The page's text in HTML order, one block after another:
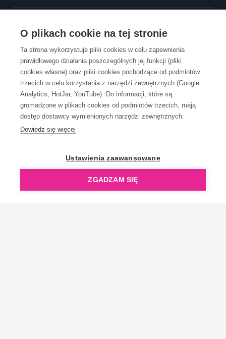
O plikach cookie na tej stronie
Ta strona wykorzystuje pliki cookies w celu zapewnienia
prawidłowego działania poszczególnych jej funkcji (pliki
cookies własne) oraz pliki cookies pochodzące od podmiotów
trzecich w celu korzystania z narzędzi zewnętrznych (Google
Analytics, HotJar, YouTube). Do informacji, które są
gromadzone w plikach cookies od podmiotów trzecich, mają
dostęp dostawcy wymienionych narzędzi zewnętrznych.
Dowiedz się więcej
Ustawienia zaawansowane
ZGADZAM SIĘ
OBSŁUGA KLIENTA
KONTAKT
OpenGift jest częścią ReflectGroup.